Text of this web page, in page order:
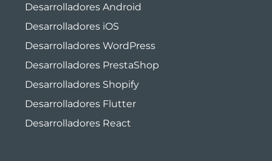
Desarrolladores Android
Desarrolladores iOS
Desarrolladores WordPress
Desarrolladores PrestaShop
Desarrolladores Shopify
Desarrolladores Flutter
Desarrolladores React